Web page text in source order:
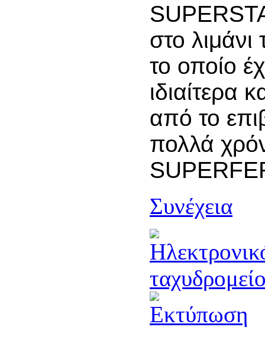
στο
το οποίο
ιδιαίτερα
από το
πολλά
Συνέχεια